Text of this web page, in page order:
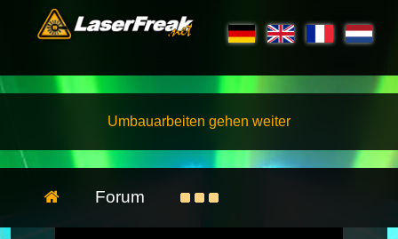
Umbauarbeiten gehen weiter
Forum